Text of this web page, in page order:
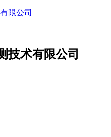
技术有限公司